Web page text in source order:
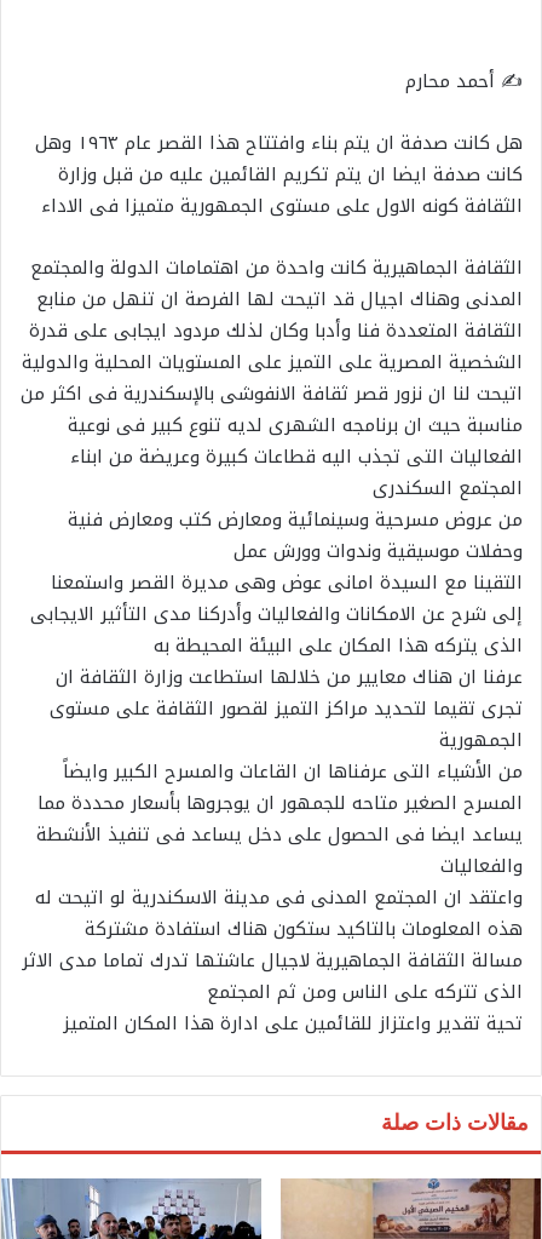
✍️ أحمد محارم
هل كانت صدفة ان يتم بناء وافتتاح هذا القصر عام ١٩٦٣ وهل
كانت صدفة ايضا ان يتم تكريم القائمين عليه من قبل وزارة
الثقافة كونه الاول على مستوى الجمهورية متميزا فى الاداء
الثقافة الجماهيرية كانت واحدة من اهتمامات الدولة والمجتمع
المدنى وهناك اجيال قد اتيحت لها الفرصة ان تنهل من منابع
الثقافة المتعددة فنا وأدبا وكان لذلك مردود ايجابى على قدرة
الشخصية المصرية على التميز على المستويات المحلية والدولية
اتيحت لنا ان نزور قصر ثقافة الانفوشى بالإسكندرية فى اكثر من
مناسبة حيث ان برنامجه الشهرى لديه تنوع كبير فى نوعية
الفعاليات التى تجذب اليه قطاعات كبيرة وعريضة من ابناء
المجتمع السكندرى
من عروض مسرحية وسينمائية ومعارض كتب ومعارض فنية
وحفلات موسيقية وندوات وورش عمل
التقينا مع السيدة امانى عوض وهى مديرة القصر واستمعنا
إلى شرح عن الامكانات والفعاليات وأدركنا مدى التأثير الايجابى
الذى يتركه هذا المكان على البيئة المحيطة به
عرفنا ان هناك معايير من خلالها استطاعت وزارة الثقافة ان
تجرى تقيما لتحديد مراكز التميز لقصور الثقافة على مستوى
الجمهورية
من الأشياء التى عرفناها ان القاعات والمسرح الكبير وايضاً
المسرح الصغير متاحه للجمهور ان يوجروها بأسعار محددة مما
يساعد ايضا فى الحصول على دخل يساعد فى تنفيذ الأنشطة
والفعاليات
واعتقد ان المجتمع المدنى فى مدينة الاسكندرية لو اتيحت له
هذه المعلومات بالتاكيد ستكون هناك استفادة مشتركة
مسالة الثقافة الجماهيرية لاجيال عاشتها تدرك تماما مدى الاثر
الذى تتركه على الناس ومن ثم المجتمع
تحية تقدير واعتزاز للقائمين على ادارة هذا المكان المتميز
مقالات ذات صلة